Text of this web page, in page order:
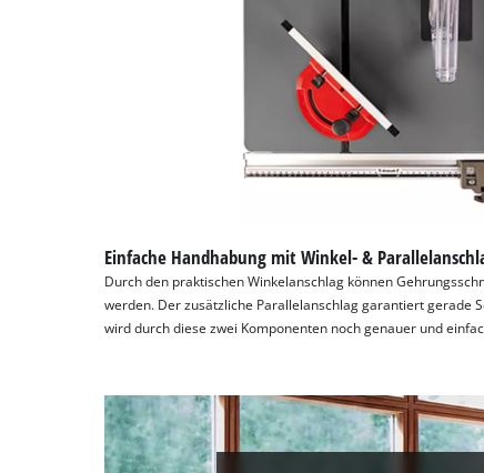
Einfache Handhabung mit Winkel- &
Durch den praktischen Winkelanschlag können
werden. Der zusätzliche Parallelanschlag garantiert gerade
wird durch diese zwei Komponenten noch genauer und